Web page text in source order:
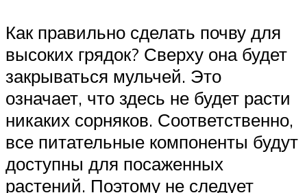
Как правильно сделать почву для
высоких грядок? Сверху она будет
закрываться мульчей. Это
означает, что здесь не будет расти
никаких сорняков. Соответственно,
все питательные компоненты будут
доступны для посаженных
растений. Поэтому не следует